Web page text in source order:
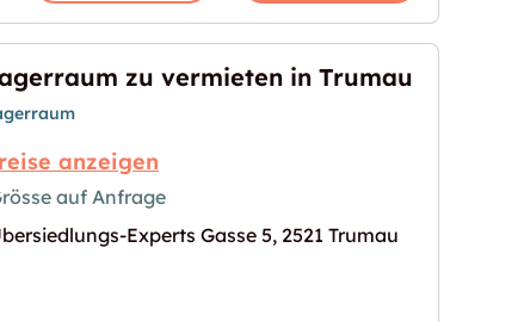
in Trumau"
Bild für "Lagerraum zu vermieten in Trumau"
zu vermieten in Trumau
anzeigen
auf Anfrage
Experts Gasse 5, 2521 Trumau